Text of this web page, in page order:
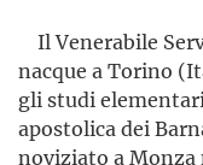
Il Venerabile
nacque a Torino
gli studi
apostolica dei
noviziato a Monza